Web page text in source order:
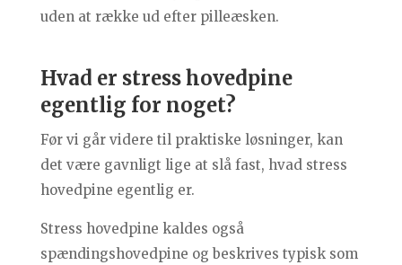
uden at række ud efter pilleæsken.
Hvad er stress hovedpine
egentlig for noget?
Før vi går videre til praktiske løsninger, kan
det være gavnligt lige at slå fast, hvad stress
hovedpine egentlig er.
Stress hovedpine kaldes også
spændingshovedpine og beskrives typisk som